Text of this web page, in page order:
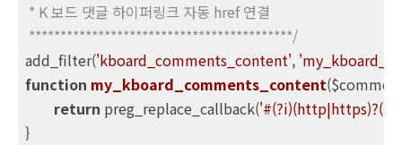
* K 보드 댓글 하이퍼링크 자동 href 연결
******************************************/
add_filter('kboard_comments_content',
function my_kboard_comments_content
return preg_replace_callback('#(?i)(http|https)?(://
}